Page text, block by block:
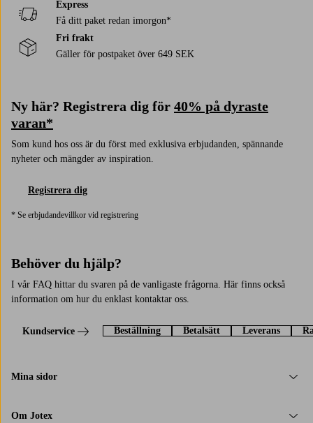
Express
Få ditt paket redan imorgon*
Fri frakt
Gäller för postpaket över 649 SEK
Ny här? Registrera dig för 40% på dyraste
varan*
Som kund hos oss är du först med exklusiva erbjudanden, spännande
nyheter och mängder av inspiration.
Registrera dig
* Se erbjudandevillkor vid registrering
Behöver du hjälp?
I vår FAQ hittar du svaren på de vanligaste frågorna. Här finns också
information om hur du enklast kontaktar oss.
Kundservice Beställning Betalsätt Leverans
Mina sidor
Om Jotex